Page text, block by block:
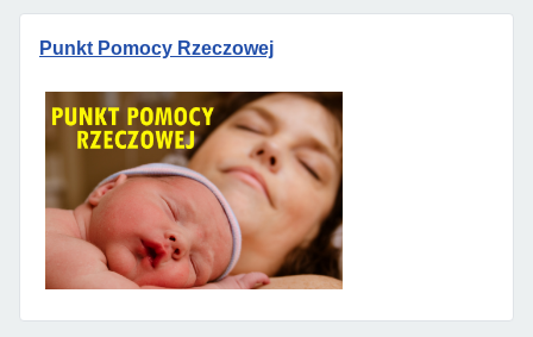
Punkt Pomocy Rzeczowej